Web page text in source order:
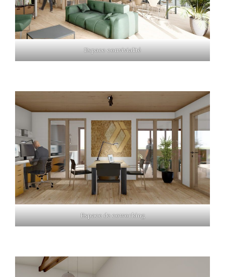
Espace convivialité
Espace de coworking